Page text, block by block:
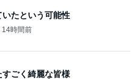
たという可能性
14時間前
ごく綺麗な皆様